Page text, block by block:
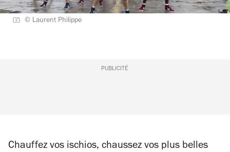
© Laurent Philippe
PUBLICITÉ
Chauffez vos ischios, chaussez vos plus belles